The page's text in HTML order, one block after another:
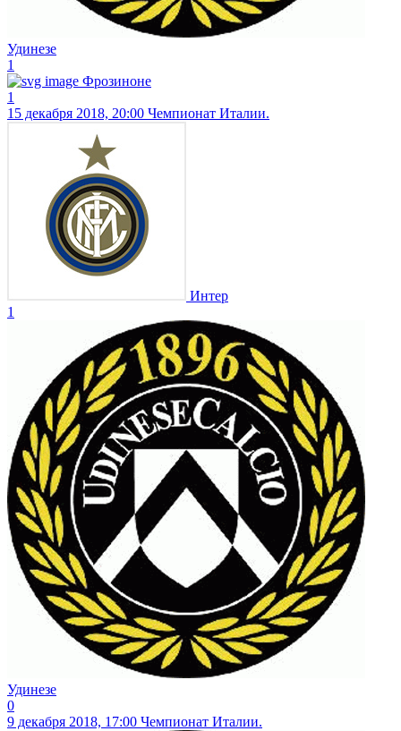
Удинезе
1
Фрозиноне
1
15 декабря 2018, 20:00 Чемпионат Италии.
Интер
1
Удинезе
0
9 декабря 2018, 17:00 Чемпионат Италии.